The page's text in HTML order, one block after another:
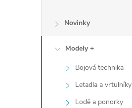
Novinky
Modely +
Bojová technika
Letadla a vrtulníky
Lodě a ponorky